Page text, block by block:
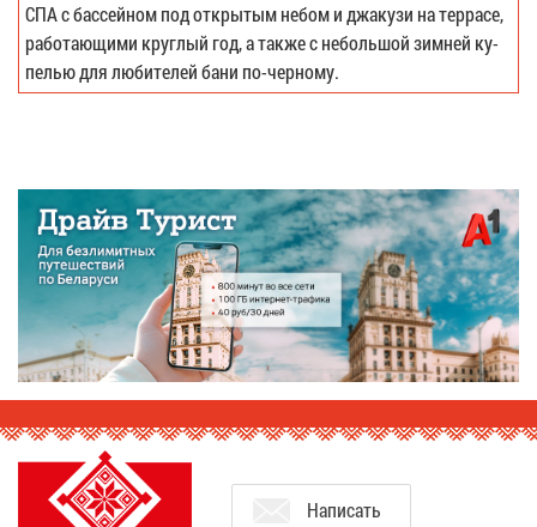
СПА с бас­сей­ном под от­кры­тым небом и джа­ку­зи на тер­ра­се,
ра­бо­та­ю­щи­ми круг­лый год, а та­к­же с неболь­шой зим­ней ку­
пе­лью для лю­би­те­лей ба­ни по-чер­но­му.
На­пи­сать